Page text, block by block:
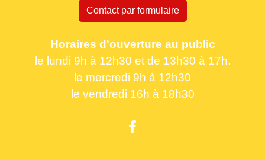
Contact par formulaire
Horaires d'ouverture au public
le lundi 9h à 12h30 et de 13h30 à 17h.
le mercredi 9h à 12h30
le vendredi 16h à 18h30